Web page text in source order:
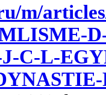
m/
C-L-